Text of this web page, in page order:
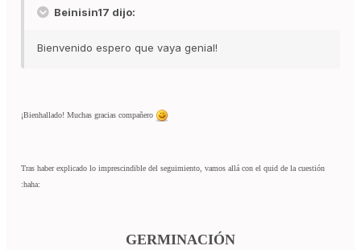
Beinisin17 dijo:
Bienvenido espero que vaya genial!
¡Bienhallado! Muchas gracias compañero
Tras haber explicado lo imprescindible del seguimiento, vamos allá con el quid de la cuestión
:haha:
GERMINACIÓN